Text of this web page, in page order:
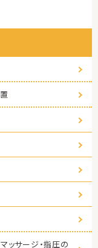
ッサージ・指圧の